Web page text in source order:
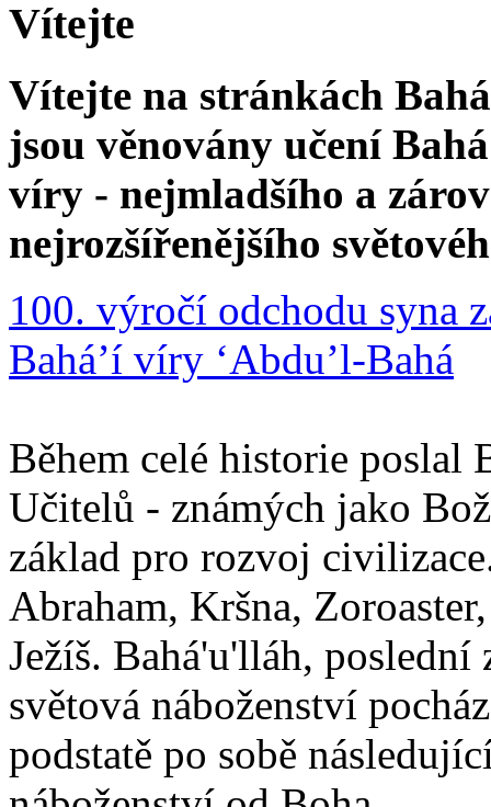
Vítejte
Vítejte na stránkách
jsou věnovány učení
víry - nejmladšího a
nejrozšířenějšího
100. výročí odchodu syna
Bahá’í víry ‘Abdu’l-Bahá
Během celé historie poslal
Učitelů - známých jako
základ pro rozvoj
Abraham, Kršna,
Ježíš. Bahá'u'lláh,
světová náboženství
podstatě po sobě